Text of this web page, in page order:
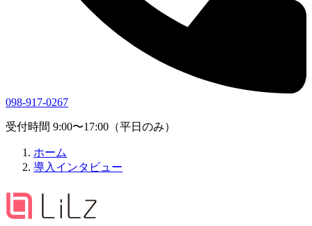
098-917-0267
受付時間 9:00〜17:00（平日のみ）
ホーム
導入インタビュー